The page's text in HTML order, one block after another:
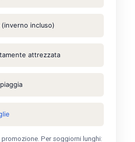
incluso)
attrezzata
Per soggiorni lunghi: